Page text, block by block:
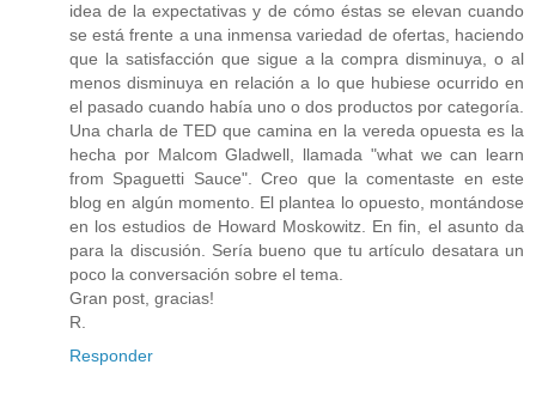
idea de la expectativas y de cómo éstas se elevan cuando
se está frente a una inmensa variedad de ofertas, haciendo
que la satisfacción que sigue a la compra disminuya, o al
menos disminuya en relación a lo que hubiese ocurrido en
el pasado cuando había uno o dos productos por categoría.
Una charla de TED que camina en la vereda opuesta es la
hecha por Malcom Gladwell, llamada "what we can learn
from Spaguetti Sauce". Creo que la comentaste en este
blog en algún momento. El plantea lo opuesto, montándose
en los estudios de Howard Moskowitz. En fin, el asunto da
para la discusión. Sería bueno que tu artículo desatara un
poco la conversación sobre el tema.
Gran post, gracias!
R.
Responder